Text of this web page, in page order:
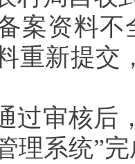
案资料
重新提交
过审核后
理系统”